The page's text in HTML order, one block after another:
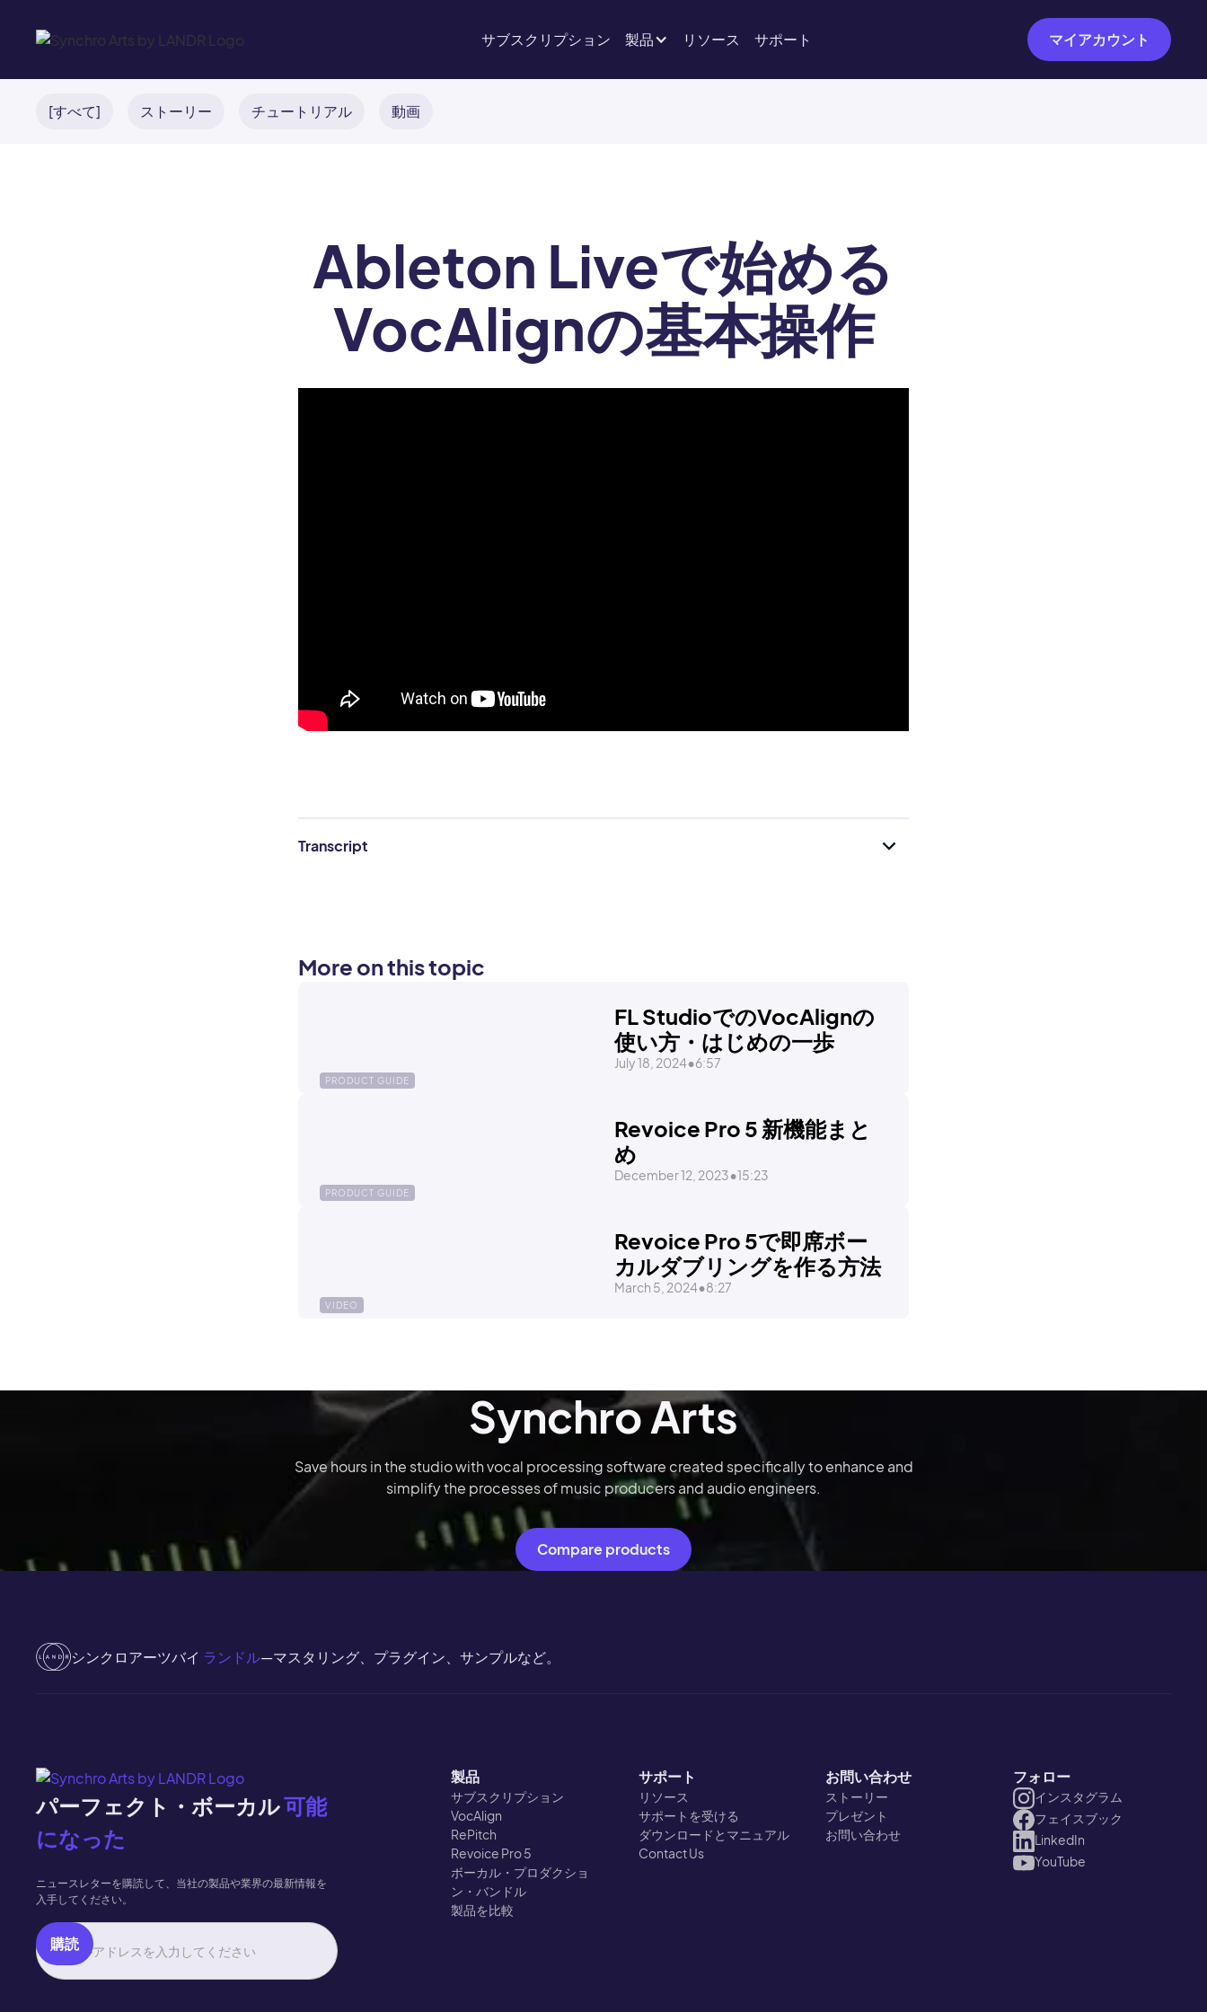
サブスクリプション 製品 リソース サポート マイアカウント
[すべて] ストーリー チュートリアル 動画
Ableton Liveで始める
VocAlignの基本操作
Transcript
More on this topic
PRODUCT GUIDE
FL StudioでのVocAlignの
使い方・はじめの一歩
July 18, 2024•6:57
PRODUCT GUIDE
Revoice Pro 5 新機能まと
め
December 12, 2023•15:23
VIDEO
Revoice Pro 5で即席ボー
カルダブリングを作る方法
March 5, 2024•8:27
Synchro Arts
Save hours in the studio with vocal processing software created specifically to enhance and
simplify the processes of music producers and audio engineers.
Compare products
シンクロアーツバイ ランドル—マスタリング、プラグイン、サンプルなど。
パーフェクト・ボーカル可能
になった
ニュースレターを購読して、当社の製品や業界の最新情報を
入手してください。
製品
サブスクリプション
VocAlign
RePitch
Revoice Pro 5
ボーカル・プロダクショ
ン・バンドル
製品を比較
サポート
リソース
サポートを受ける
ダウンロードとマニュアル
Contact Us
お問い合わせ
ストーリー
プレゼント
お問い合わせ
フォロー
インスタグラム
フェイスブック
LinkedIn
YouTube